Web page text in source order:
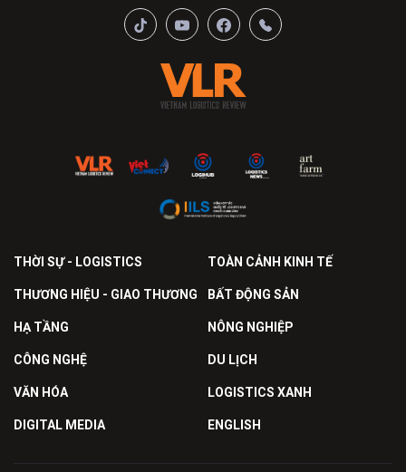
THỜI SỰ - LOGISTICS TOÀN CẢNH KINH TẾ
THƯƠNG HIỆU - GIAO THƯƠNG BẤT ĐỘNG SẢN
HẠ TẦNG NÔNG NGHIỆP
CÔNG NGHỆ DU LỊCH
VĂN HÓA LOGISTICS XANH
DIGITAL MEDIA ENGLISH